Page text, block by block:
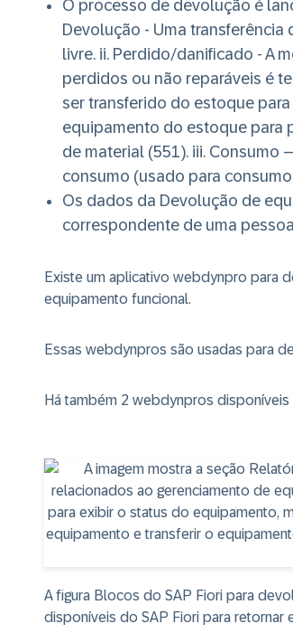
O processo de devolução é
Devolução - Uma
livre. ii. Perdido/danificado - A
perdidos ou não reparáveis é
ser transferido do estoque
equipamento do estoque para
de material (551). iii. Consumo
consumo (usado para
Os dados da Devolução de
correspondente de uma
Existe um aplicativo webdynpro para
equipamento funcional.
Essas webdynpros são usadas para
Há também 2 webdynpros disponíveis
A figura Blocos do SAP Fiori para
disponíveis do SAP Fiori para retornar